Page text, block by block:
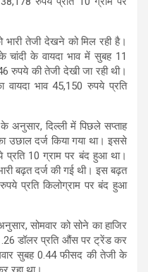
भारी तेजी देखने को मिल रही है।
के वायदा भाव में सुबह 11
रुपये की तेजी देखी जा रही थी।
भाव 45,150 रुपये प्रति
अनुसार, दिल्ली में पिछले सप्ताह
उछाल दर्ज किया गया था। इससे
प्रति 10 ग्राम पर बंद हुआ था।
बढ़त दर्ज की गई थी। इस बढ़त
प्रति किलोग्राम पर बंद हुआ
सोमवार को सोने का हाजिर
डॉलर प्रति औंस पर ट्रेंड कर
सुबह 0.44 फीसद की तेजी के